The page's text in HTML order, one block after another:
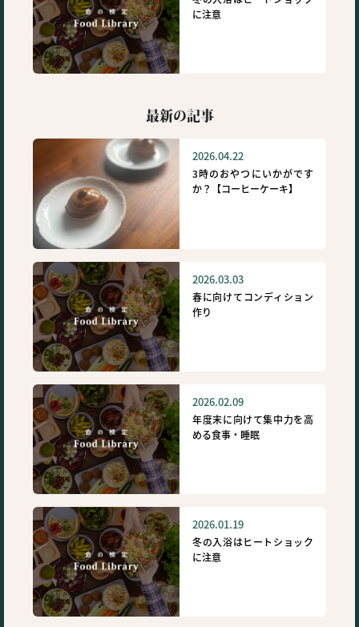
に注意
最新の記事
2026.04.22
3時のおやつにいかがです
か？【コーヒーケーキ】
2026.03.03
春に向けてコンディション
作り
2026.02.09
年度末に向けて集中力を高
める食事・睡眠
2026.01.19
冬の入浴はヒートショック
に注意